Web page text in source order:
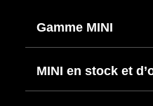
Gamme MINI
MINI en stock et